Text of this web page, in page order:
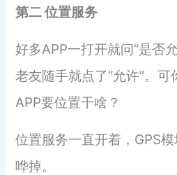
第二 位置服务
好多APP一打开就问”是否
老友随手就点了”允许”。
APP要位置干啥？
位置服务一直开着，GPS
哗掉。